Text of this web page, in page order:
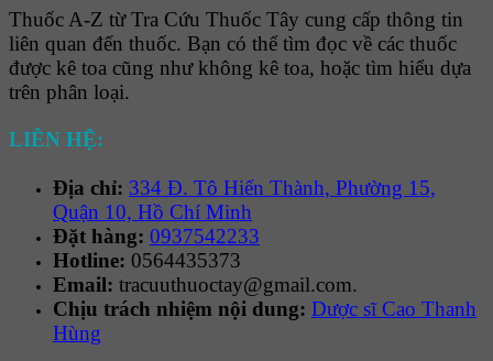
Thuốc A-Z từ Tra Cứu Thuốc Tây cung cấp thông tin
liên quan đến thuốc. Bạn có thể tìm đọc về các thuốc
được kê toa cũng như không kê toa, hoặc tìm hiểu dựa
trên phân loại.
LIÊN HỆ:
Địa chỉ: 334 Đ. Tô Hiến Thành, Phường 15,
Quận 10, Hồ Chí Minh
Đặt hàng: 0937542233
Hotline: 0564435373
Email: tracuuthuoctay@gmail.com.
Chịu trách nhiệm nội dung: Dược sĩ Cao Thanh
Hùng